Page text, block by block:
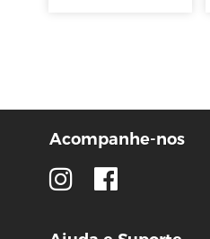
Acompanhe-nos